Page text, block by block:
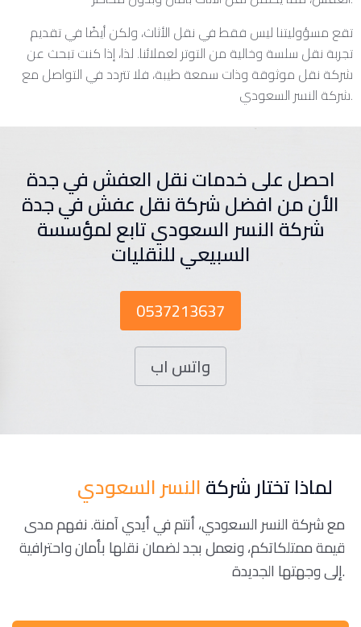
تقع مسؤوليتنا ليس فقط في نقل الأثاث، ولكن أيضًا في تقديم
تجربة نقل سلسة وخالية من التوتر لعملائنا. لذا، إذا كنت تبحث عن
شركة نقل موثوقة وذات سمعة طيبة، فلا تتردد في التواصل مع
شركة النسر السعودي.
احصل على خدمات نقل العفش في جدة
الأن من افضل شركة نقل عفش في جدة
شركة النسر السعودي تابع لمؤسسة
السبيعي للنقليات
0537213637
واتس اب
لماذا تختار شركةالنسر السعودي
مع شركة النسر السعودي، أنتم في أيدي آمنة. نفهم مدى
قيمة ممتلكاتكم، ونعمل بجد لضمان نقلها بأمان واحترافية
إلى وجهتها الجديدة.